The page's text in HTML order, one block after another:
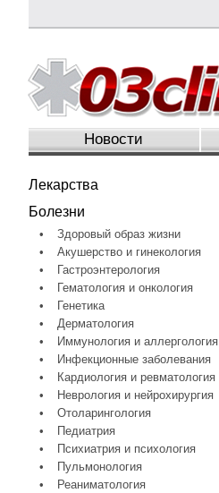
Новости
Лекарства
Болезни
•
Здоровый образ жизни
•
Акушерство и гинекология
•
Гастроэнтерология
•
Гематология и онкология
•
Генетика
•
Дерматология
•
Иммунология и аллергология
•
Инфекционные заболевания
•
Кардиология и ревматология
•
Неврология и нейрохирургия
•
Отоларингология
•
Педиатрия
•
Психиатрия и психология
•
Пульмонология
•
Реаниматология